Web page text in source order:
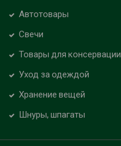
Автотовары
Свечи
Товары для консервации
Уход за одеждой
Хранение вещей
Шнуры, шпагаты